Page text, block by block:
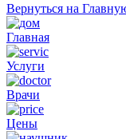
Вернуться на
Главная
Услуги
Врачи
Цены